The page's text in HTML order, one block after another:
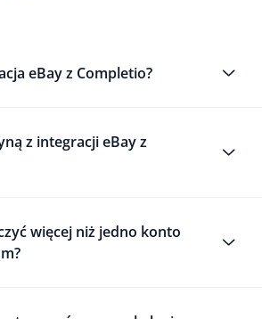
eBay z Completio?
z integracji eBay z
więcej niż jedno konto